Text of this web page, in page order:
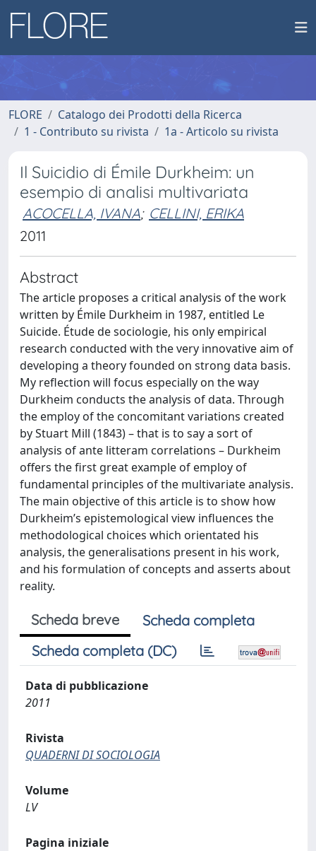
FLORE
Catalogo dei Prodotti della Ricerca
1 - Contributo su rivista
1a - Articolo su rivista
Il Suicidio di Émile Durkheim: un
esempio di analisi multivariata
ACOCELLA, IVANA; CELLINI, ERIKA
2011
Abstract
The article proposes a critical analysis of the work
written by Émile Durkheim in 1987, entitled Le
Suicide. Étude de sociologie, his only empirical
research conducted with the very innovative aim of
developing a theory founded on strong data basis.
My reflection will focus especially on the way
Durkheim conducts the analysis of data. Through
the employ of the concomitant variations created
by Stuart Mill (1843) – that is to say a sort of
analysis of ante litteram correlations – Durkheim
offers the first great example of employ of
fundamental principles of the multivariate analysis.
The main objective of this article is to show how
Durkheim’s epistemological view influences the
methodological choices which orientated his
analysis, the generalisations present in his work,
and his formulation of concepts and asserts about
reality.
Scheda breve
Scheda completa
Scheda completa (DC)
Data di pubblicazione
2011
Rivista
QUADERNI DI SOCIOLOGIA
Volume
LV
Pagina iniziale